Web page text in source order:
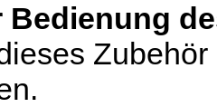
Bedienung